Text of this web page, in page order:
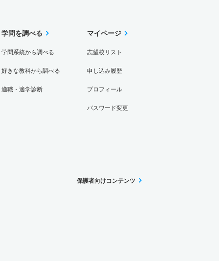
学問を調べる
学問系統から調べる
好きな教科から調べる
適職・適学診断
マイページ
志望校リスト
申し込み履歴
プロフィール
パスワード変更
保護者向けコンテンツ